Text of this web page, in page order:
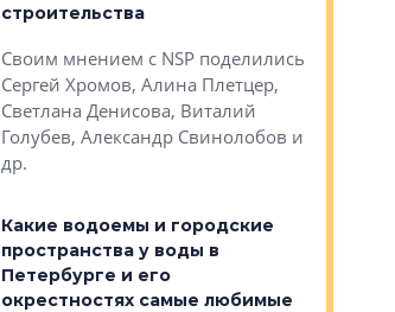
строительства
Своим мнением с NSP поделились
Сергей Хромов, Алина Плетцер,
Светлана Денисова, Виталий
Голубев, Александр Свинолобов и
др.
Какие водоемы и городские
пространства у воды в
Петербурге и его
окрестностях самые любимые